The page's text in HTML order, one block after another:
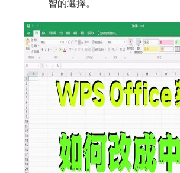
智的選擇。